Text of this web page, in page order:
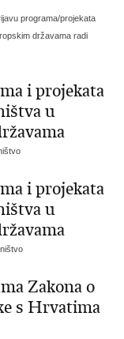
programa/projekata
državama radi
i projekata
u
i projekata
u
Zakona o
s Hrvatima